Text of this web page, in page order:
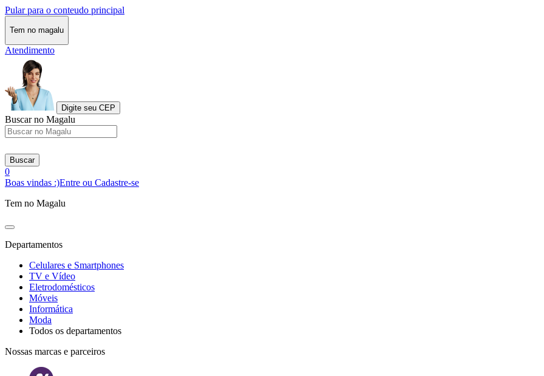
Pular para o conteudo principal
Tem no magalu
Atendimento
Digite seu CEP
Buscar no Magalu
Buscar
0
Boas vindas :)Entre ou Cadastre-se
Tem no Magalu
Departamentos
Celulares e Smartphones
TV e Vídeo
Eletrodomésticos
Móveis
Informática
Moda
Todos os departamentos
Nossas marcas e parceiros